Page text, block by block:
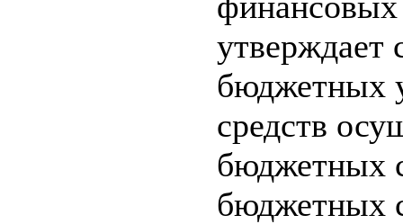
утверждает
бюджетных
средств
бюджетных
бюджетных